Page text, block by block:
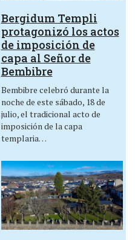
Bergidum Templi
protagonizó los actos
de imposición de
capa al Señor de
Bembibre
Bembibre celebró durante la
noche de este sábado, 18 de
julio, el tradicional acto de
imposición de la capa
templaria…